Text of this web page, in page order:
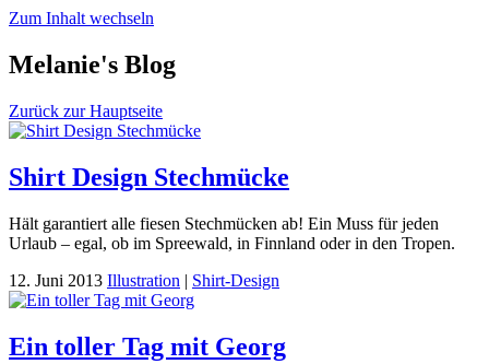
Zum Inhalt wechseln
Melanie's Blog
Zurück zur Hauptseite
Shirt Design Stechmücke
Hält garantiert alle fiesen Stechmücken ab! Ein Muss für jeden
Urlaub – egal, ob im Spreewald, in Finnland oder in den Tropen.
12. Juni 2013 Illustration | Shirt-Design
Ein toller Tag mit Georg